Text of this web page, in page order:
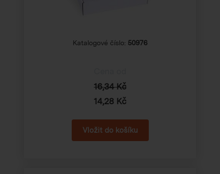
Katalogové číslo: 50976
16,34 Kč
14,28 Kč